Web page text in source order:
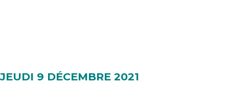
JEUDI 9 DÉCEMBRE 2021